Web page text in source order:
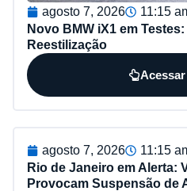
agosto 7, 2026
11:15
Novo BMW iX1 em
Reestilização
agosto 7, 2026
11:15
Rio de Janeiro em Alerta:
Provocam Suspensão de